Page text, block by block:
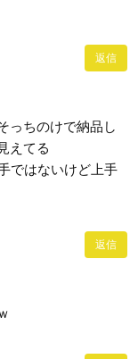
返信
っちのけで納品し
えてる
ではないけど上手
返信